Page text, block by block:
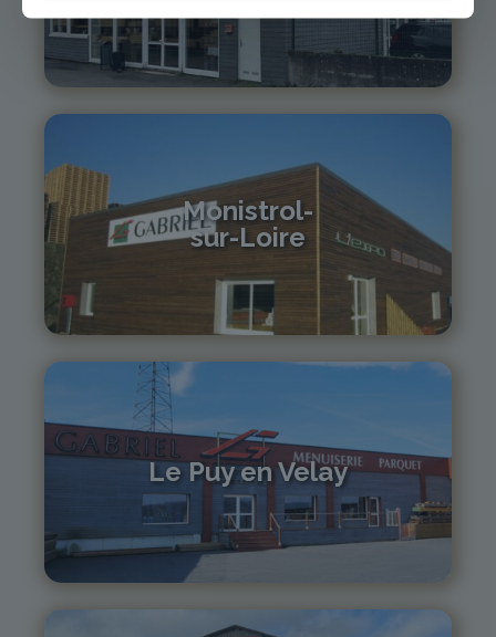
04 70 97 56 39
cusset@gabriel-sa.fr
Monistrol-
sur-Loire
monistrol@gabriel-sa.fr
Le Puy en Velay
04 71 01 13 30
lepuy@gabriel-sa.fr